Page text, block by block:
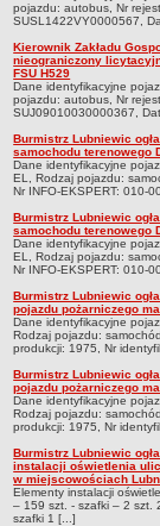
Umorzenia,
Fundacje i
Pomoc
Budżet
Majątek
Koszt
Stawki
PRZETARGI
Zamówienia
Sprzedaż mienia
Sprzedaż
Zapytania
Plan zamówień
PRAWO LOKALNE
Uchwały Rady
Zarządzenia
pojazdu: autobus, Nr
SUSL1422VY0000567,
Kierownik Zakładu
nieograniczony
FSU H529
Dane identyfikacyjne
pojazdu: autobus, Nr
SUJ09010030000367,
Burmistrz Lubniewic
samochodu terenowego
Dane identyfikacyjne
EL, Rodzaj pojazdu:
Nr INFO-EKSPERT: 010-
Burmistrz Lubniewic
samochodu terenowego
Dane identyfikacyjne
EL, Rodzaj pojazdu:
Nr INFO-EKSPERT: 010-
Burmistrz Lubniewic
pojazdu pożarniczego
Dane identyfikacyjne
Rodzaj pojazdu:
produkcji: 1975, Nr
Burmistrz Lubniewic
pojazdu pożarniczego
Dane identyfikacyjne
Rodzaj pojazdu:
produkcji: 1975, Nr
Burmistrz Lubniewic
instalacji oświetlenia
w miejscowościach
Elementy instalacji
– 159 szt. - szafki – 2 szt.
szafki 1 [...]